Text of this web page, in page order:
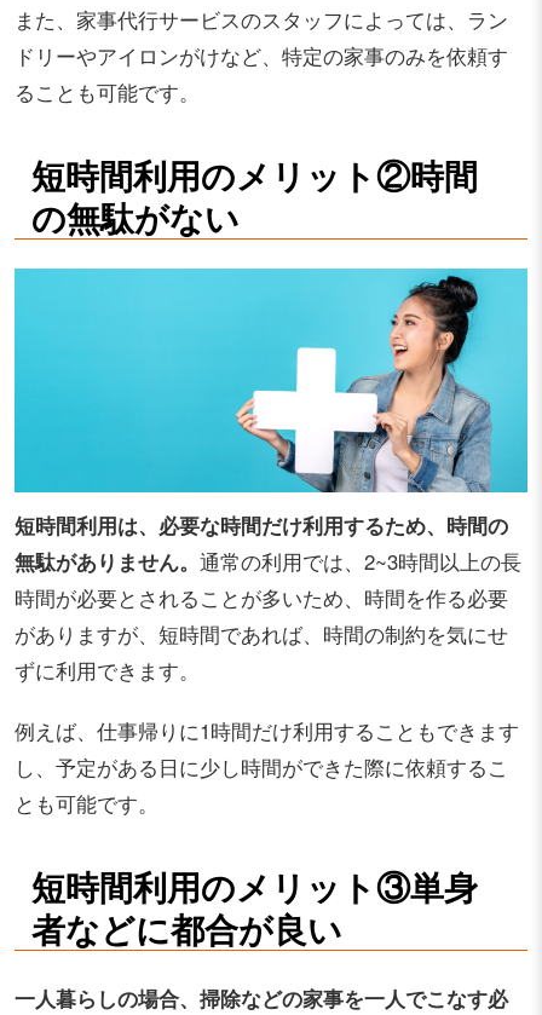
また、家事代行サービスのスタッフによっては、ラン
ドリーやアイロンがけなど、特定の家事のみを依頼す
ることも可能です。
短時間利用のメリット②時間
の無駄がない
短時間利用は、必要な時間だけ利用するため、時間の
無駄がありません。 通常の利用では、2~3時間以上の長
時間が必要とされることが多いため、時間を作る必要
がありますが、短時間であれば、時間の制約を気にせ
ずに利用できます。
例えば、仕事帰りに1時間だけ利用することもできます
し、予定がある日に少し時間ができた際に依頼するこ
とも可能です。
短時間利用のメリット③単身
者などに都合が良い
一人暮らしの場合、掃除などの家事を一人でこなす必